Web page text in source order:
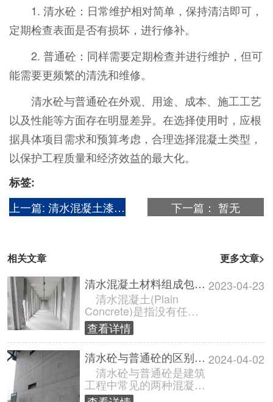
1. 清水砼：日常维护相对简单，保持清洁即可，
定期检查表面是否有损坏，进行修补。
2. 普通砼：同样需要定期检查并进行维护，但可
能需要更频繁的清洗和维修。
清水砼与普通砼在外观、用途、成本、施工工艺
以及性能等方面存在明显差异。在选择使用时，应根
据具体项目需求和预算考虑，合理选择混凝土类型，
以保护工程质量和经济效益的最大化。
标签:
上一篇: 清水混凝土漆多少钱一平方? 下一篇： 暂无
相关文章 更多文章>
清水混凝土材料组成包括哪些? 2023-04-23
清水混凝土(Plain
Concrete)是指没有任何
装饰花纹或色彩的混凝
土。它是建筑和基础设施
工......
查看详情
清水砼与普通砼的区别有哪些? 2024-04-02
清水砼与普通砼是建筑
工程中常见的两种混凝土
材料，它们在结构、用